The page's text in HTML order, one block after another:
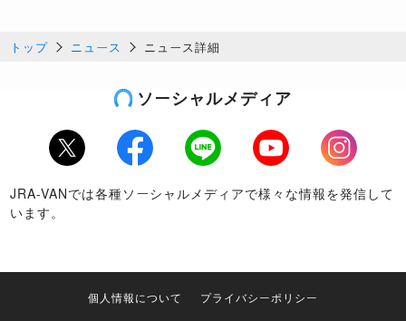
トップ ニュース ニュース詳細
ソーシャルメディア
Twitter Facebook LINE Youtube
Instagram
JRA-VANでは各種ソーシャルメディアで様々な情報を発信して
います。
個人情報について
プライバシーポリシー